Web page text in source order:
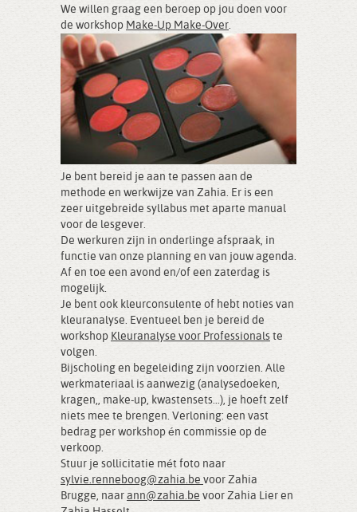
We willen graag een beroep op jou doen voor
de workshop Make-Up Make-Over.
Je bent bereid je aan te passen aan de
methode en werkwijze van Zahia. Er is een
zeer uitgebreide syllabus met aparte manual
voor de lesgever.
De werkuren zijn in onderlinge afspraak, in
functie van onze planning en van jouw agenda.
Af en toe een avond en/of een zaterdag is
mogelijk.
Je bent ook kleurconsulente of hebt noties van
kleuranalyse. Eventueel ben je bereid de
workshop Kleuranalyse voor Professionals te
volgen.
Bijscholing en begeleiding zijn voorzien. Alle
werkmateriaal is aanwezig (analysedoeken,
kragen,, make-up, kwastensets...), je hoeft zelf
niets mee te brengen. Verloning: een vast
bedrag per workshop én commissie op de
verkoop.
Stuur je sollicitatie mét foto naar
sylvie.renneboog@zahia.be voor Zahia
Brugge, naar ann@zahia.be voor Zahia Lier en